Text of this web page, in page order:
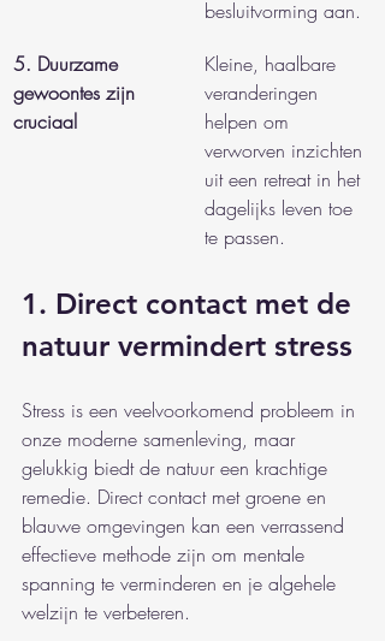
besluitvorming aan.
5. Duurzame
gewoontes zijn
cruciaal
Kleine, haalbare
veranderingen
helpen om
verworven inzichten
uit een retreat in het
dagelijks leven toe
te passen.
1. Direct contact met de
natuur vermindert stress
Stress is een veelvoorkomend probleem in
onze moderne samenleving, maar
gelukkig biedt de natuur een krachtige
remedie. Direct contact met groene en
blauwe omgevingen kan een verrassend
effectieve methode zijn om mentale
spanning te verminderen en je algehele
welzijn te verbeteren.